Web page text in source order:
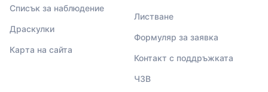
Списък за наблюдение
Драскулки
Карта на сайта
Листване
Формуляр за заявка
Контакт с поддръжката
ЧЗВ